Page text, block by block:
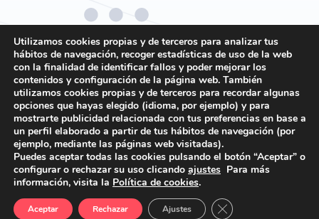
+34 96 169 19 43
Contacto
Política de privacidad
Política de cookies
Condiciones generales
Utilizamos cookies propias y de terceros para analizar tus
hábitos de navegación, recoger estadísticas de uso de la web
con la finalidad de identificar fallos y poder mejorar los
contenidos y configuración de la página web. También
utilizamos cookies propias y de terceros para recordar algunas
opciones que hayas elegido (idioma, por ejemplo) y para
mostrarte publicidad relacionada con tus preferencias en base a
un perfil elaborado a partir de tus hábitos de navegación (por
ejemplo, mediante las páginas web visitadas).
Puedes aceptar todas las cookies pulsando el botón “Aceptar” o
configurar o rechazar su uso clicando ajustes Para más
información, visita la Política de cookies.
Aceptar Rechazar Ajustes Cerrar el banner de